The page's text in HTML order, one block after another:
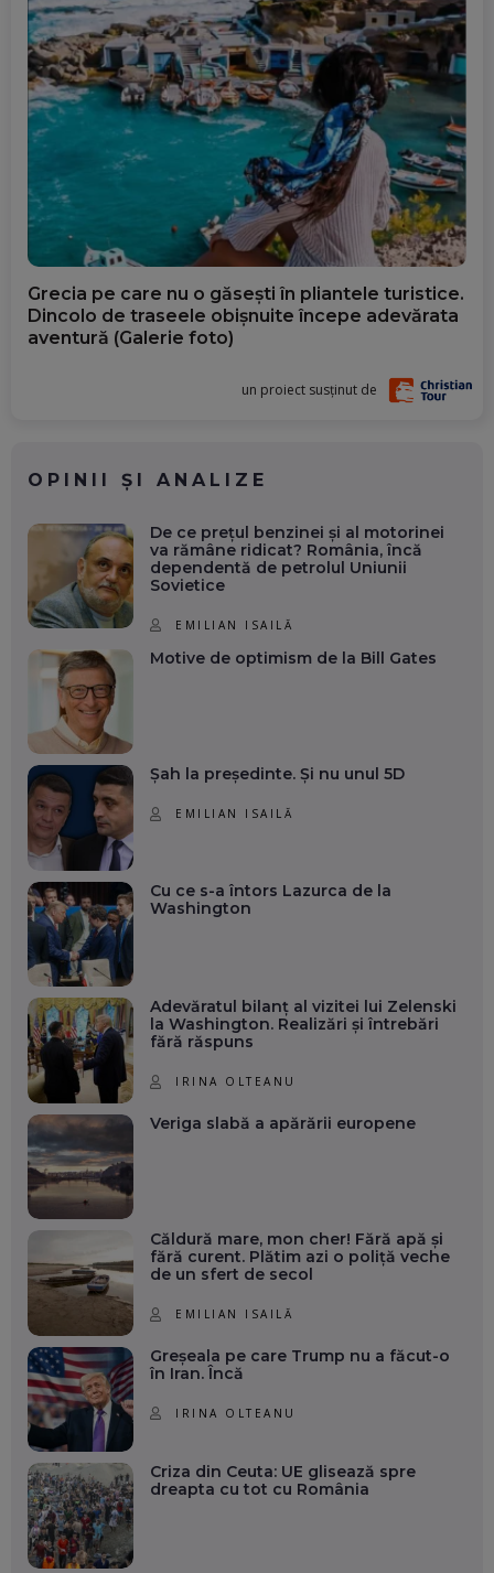
Grecia pe care nu o găsești în pliantele turistice.
Dincolo de traseele obișnuite începe adevărata
aventură (Galerie foto)
un proiect susținut de
OPINII ȘI ANALIZE
De ce prețul benzinei și al motorinei
va rămâne ridicat? România, încă
dependentă de petrolul Uniunii
Sovietice
EMILIAN ISAILĂ
Motive de optimism de la Bill Gates
Șah la președinte. Și nu unul 5D
EMILIAN ISAILĂ
Cu ce s-a întors Lazurca de la
Washington
Adevăratul bilanț al vizitei lui Zelenski
la Washington. Realizări și întrebări
fără răspuns
IRINA OLTEANU
Veriga slabă a apărării europene
Căldură mare, mon cher! Fără apă și
fără curent. Plătim azi o poliță veche
de un sfert de secol
EMILIAN ISAILĂ
Greșeala pe care Trump nu a făcut-o
în Iran. Încă
IRINA OLTEANU
Criza din Ceuta: UE glisează spre
dreapta cu tot cu România